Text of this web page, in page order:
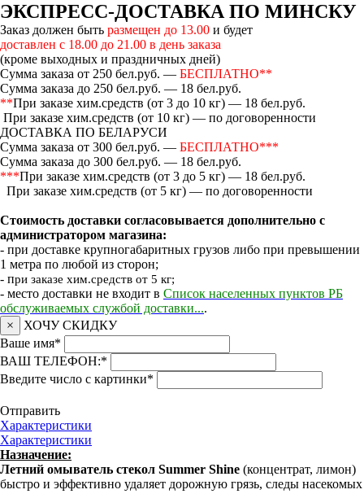
ЭКСПРЕСС-ДОСТАВКА ПО МИНСКУ
Заказ должен быть размещен до 13.00 и будет
доставлен с 18.00 до 21.00 в день заказа
(кроме выходных и праздничных дней)
Сумма заказа от 250 бел.руб. — БЕСПЛАТНО**
Сумма заказа до 250 бел.руб. — 18 бел.руб.
**При заказе хим.средств (от 3 до 10 кг) — 18 бел.руб.
При заказе хим.средств (от 10 кг) — по договоренности
ДОСТАВКА ПО БЕЛАРУСИ
Сумма заказа от 300 бел.руб. — БЕСПЛАТНО***
Сумма заказа до 300 бел.руб. — 18 бел.руб.
***При заказе хим.средств (от 3 до 5 кг) — 18 бел.руб.
При заказе хим.средств (от 5 кг) — по договоренности
Стоимость доставки согласовывается дополнительно с
администратором магазина:
- при доставке крупногабаритных грузов либо при превышении
1 метра по любой из сторон;
- при заказе хим.средств от 5 кг;
- место доставки не входит в Список населенных пунктов РБ
обслуживаемых службой доставки....
×
ХОЧУ СКИДКУ
Ваше имя*
ВАШ ТЕЛЕФОН:*
Введите число с картинки*
Отправить
Характеристики
Характеристики
Назначение:
Летний омыватель стекол Summer Shine (концентрат, лимон)
быстро и эффективно удаляет дорожную грязь, следы насекомых